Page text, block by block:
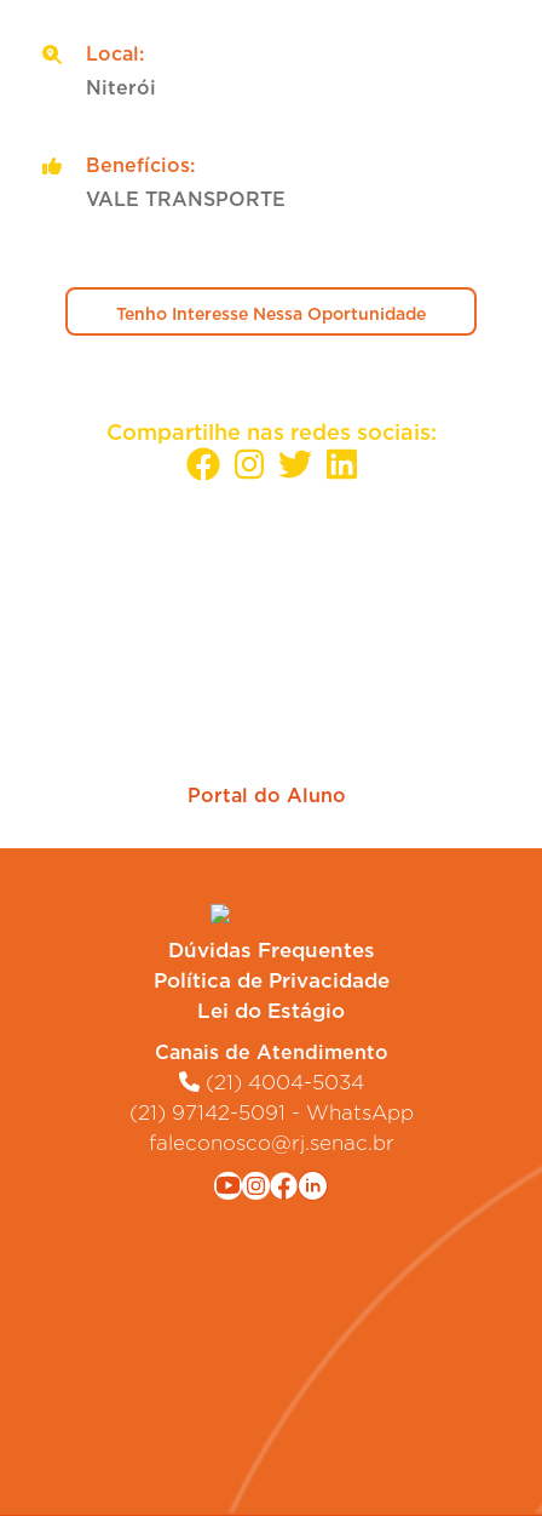
Local:
Niterói
Benefícios:
VALE TRANSPORTE
Tenho Interesse Nessa Oportunidade
Compartilhe nas redes sociais:
Portal do Aluno
Dúvidas Frequentes
Política de Privacidade
Lei do Estágio
Canais de Atendimento
(21) 4004-5034
(21) 97142-5091 - WhatsApp
faleconosco@rj.senac.br